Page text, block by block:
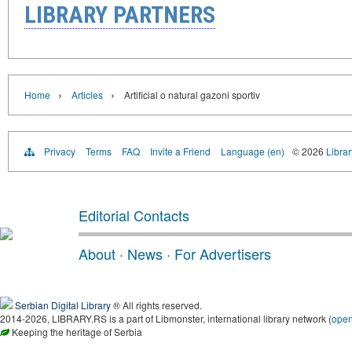
LIBRARY PARTNERS
Home › Articles › Artificial o natural gazoni sportiv
Privacy Terms FAQ Invite a Friend Language (en) © 2026
Editorial Contacts
About · News · For Advertisers
Serbian Digital Library® All rights reserved.
2014-2026, LIBRARY.RS is a part of Libmonster, international library network (
Keeping the heritage of Serbia